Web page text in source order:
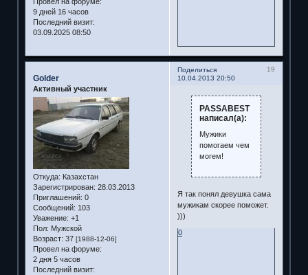
9 дней 16 часов
Последний визит:
03.09.2025 08:50
Поделиться
19
10.04.2013 20:50
Golder
Активный участник
Откуда: Казахстан
Зарегистрирован: 28.03.2013
Приглашений: 0
Сообщений: 103
Уважение: +1
Пол: Мужской
Возраст: 37 [1988-12-06]
Провел на форуме:
2 дня 5 часов
Последний визит:
PASSABEST
написал(а):
Мужики
помогаем чем
могем!
Я так понял девушка сама
мужикам скорее поможет.
)))
0